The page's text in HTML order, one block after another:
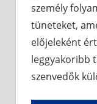
személy
tüneteket,
előjeleként
leggyakoribb
szenvedők